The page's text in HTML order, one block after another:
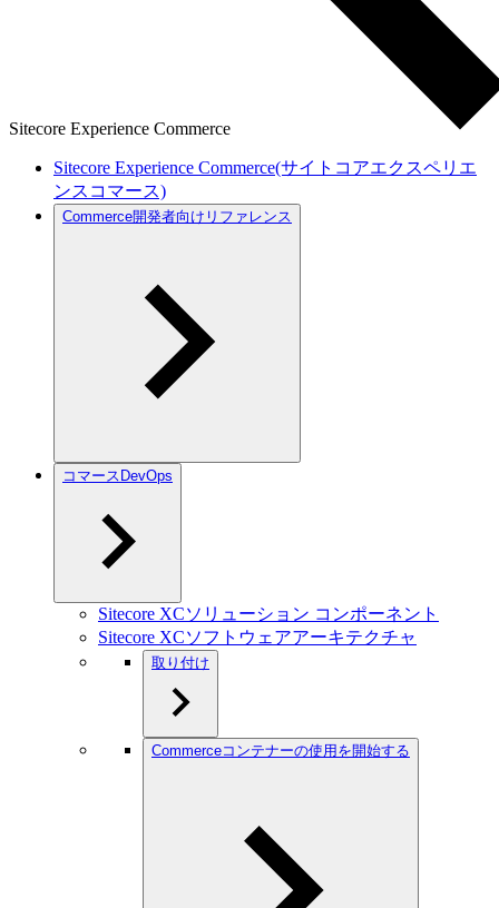
Sitecore Experience Commerce
Sitecore Experience Commerce(サイトコアエクスペリエ
ンスコマース)
Commerce開発者向けリファレンス
コマースDevOps
Sitecore XCソリューション コンポーネント
Sitecore XCソフトウェアアーキテクチャ
取り付け
Commerceコンテナーの使用を開始する